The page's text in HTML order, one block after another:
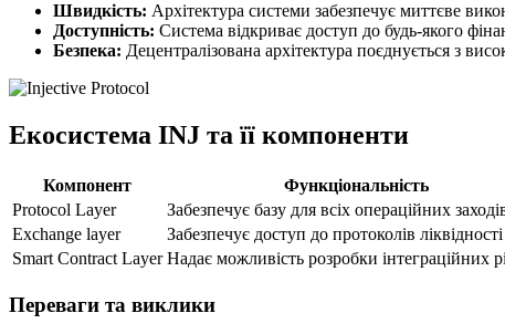
Швидкість: Архітектура системи забезпечує миттєве
Доступність: Система відкриває доступ до будь-якого
Безпека: Децентралізована архітектура поєднується з
Екосистема INJ та її компоненти
Компонент
Функціональність
Protocol Layer
Забезпечує базу для всіх операційних
Exchange layer
Забезпечує доступ до протоколів ліквідності
Smart Contract Layer Надає можливість розробки інтеграційних
Переваги та виклики